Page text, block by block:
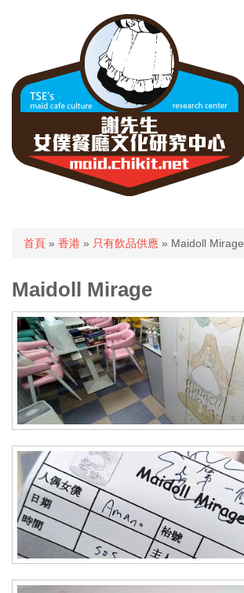
您在這裡
首頁 » 香港 » 只有飲品供應 » Maidoll Mirage
Maidoll Mirage